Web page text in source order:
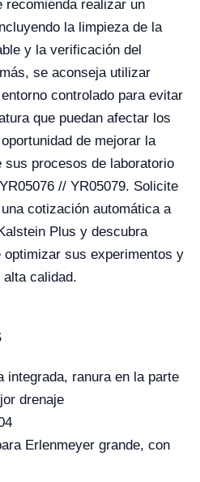
recomienda realizar un
la limpieza de la
y la verificación del
se aconseja utilizar
controlado para evitar
que puedan afectar los
de mejorar la
sus procesos de laboratorio
// YR05079. Solicite
cotización automática a
Plus y descubra
optimizar sus experimentos y
calidad.
integrada, ranura en la parte
drenaje
Erlenmeyer grande, con